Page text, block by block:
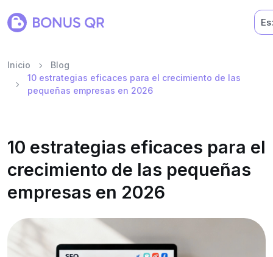
Es:
Inicio
Blog
10 estrategias eficaces para el crecimiento de las
pequeñas empresas en 2026
10 estrategias eficaces para el
crecimiento de las pequeñas
empresas en 2026